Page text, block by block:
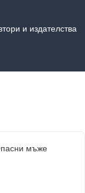
и издателства
мъже